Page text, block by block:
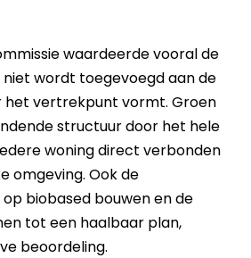
waardeerde vooral de
niet wordt toegevoegd aan de
het vertrekpunt vormt. Groen
structuur door het hele
woning direct verbonden
omgeving. Ook de
biobased bouwen en de
tot een haalbaar plan,
beoordeling.